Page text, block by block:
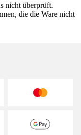
nicht überprüft.
die die Ware nicht